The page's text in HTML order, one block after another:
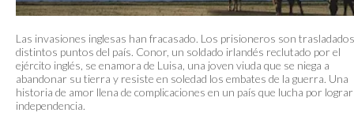
Las invasiones inglesas han fracasado. Los prisioneros son
distintos puntos del país. Conor, un soldado irlandés reclutado por el
ejército inglés, se enamora de Luisa, una joven viuda que se niega a
abandonar su tierra y resiste en soledad los embates de la guerra. Una
historia de amor llena de complicaciones en un país que lucha por
independencia.